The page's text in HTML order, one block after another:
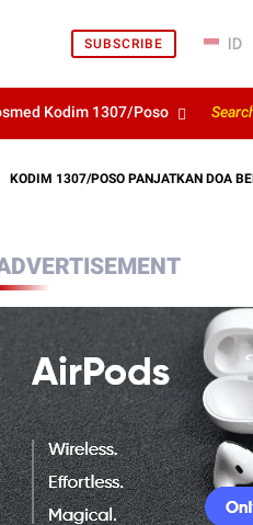
SUBSCRIBE
Kodim 1307/Poso
POSO PANJATKAN DOA BERSAMA